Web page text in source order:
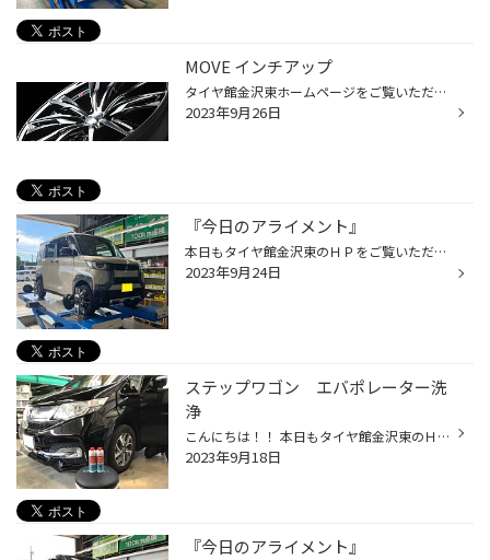
MOVE インチアップ
タイヤ館金沢東ホームページをご覧いただきありがとうございます。 走行距離3,000㎞のほぼ新車ムーヴを「インチアップしたい」との事で、今回【LEONIS GX】を16インチで装着しました。 BMCMCカラーが‘‘キラ☆キラ’’と光り輝いていたので、許可をいただき写真を撮らせてもらいました！ 純正ホイールは...
2023年9月26日
『今日のアライメント』
本日もタイヤ館金沢東のＨＰをご覧いただきありがとうございます 今日の作業は【三菱 デリカミニ】のアライメント調整になります！ リフトアップをしたとの事での調整依頼でした！ 作業依頼ありがとうございます！
2023年9月24日
ステップワゴン エバポレーター洗
浄
こんにちは！！ 本日もタイヤ館金沢東のＨＰをご覧いただきありがとうございます！ もう９月半ばですけど、全然暑いですね… 今日の作業は【ホンダ ステップワゴン】のエバポレーター洗浄になります。 エアコンが臭うとのことで施工依頼を受けました！ モニターを通して、洗浄箇所を細かく見ることが...
2023年9月18日
『今日のアライメント』